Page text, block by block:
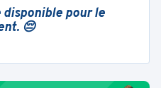
pour le
😔